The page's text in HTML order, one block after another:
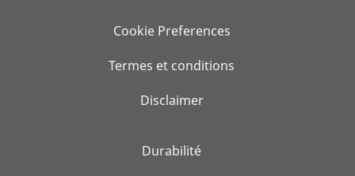
Cookie Preferences
Termes et conditions
Disclaimer
Durabilité